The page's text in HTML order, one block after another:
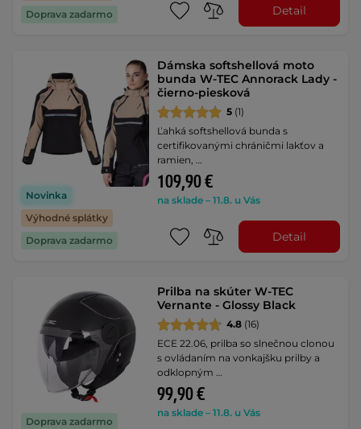
Doprava zadarmo
Detail
Novinka
Výhodné splátky
Doprava zadarmo
Dámska softshellová moto
bunda W-TEC Annorack Lady -
čierno-piesková
5 (1)
Ľahká softshellová bunda s
certifikovanými chráničmi lakťov a
ramien, …
109,90 €
na sklade – 11.8. u Vás
Detail
Doprava zadarmo
Prilba na skúter W-TEC
Vernante - Glossy Black
4.8 (16)
ECE 22.06, prilba so slnečnou clonou
s ovládaním na vonkajšku prilby a
odklopným …
99,90 €
na sklade – 11.8. u Vás